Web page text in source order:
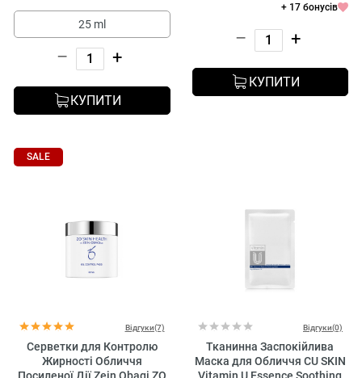
25 ml
– +
КУПИТИ
+ 17 бонусів
– +
КУПИТИ
SALE
Відгуки(7)
Серветки для Контролю
Жирності Обличчя
Відгуки(0)
Тканинна Заспокійлива
Маска для Обличчя CU SKIN